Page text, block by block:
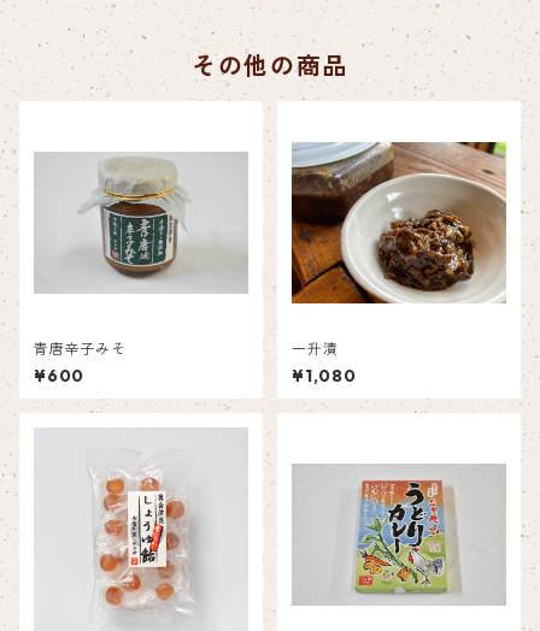
その他の商品
青唐辛子みそ
¥600
一升漬
¥1,080